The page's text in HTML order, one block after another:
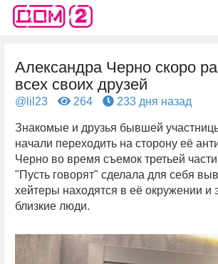
Александра Черно скоро
всех своих друзей
@lil23 264 233 дня назад
Знакомые и друзья бывшей
начали переходить на сторону её
Черно во время съемок третьей
"Пусть говорят" сделала для себя
хейтеры находятся в её окружении и
близкие люди.